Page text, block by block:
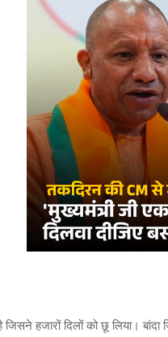
हजारों दिलों को छू लिया।